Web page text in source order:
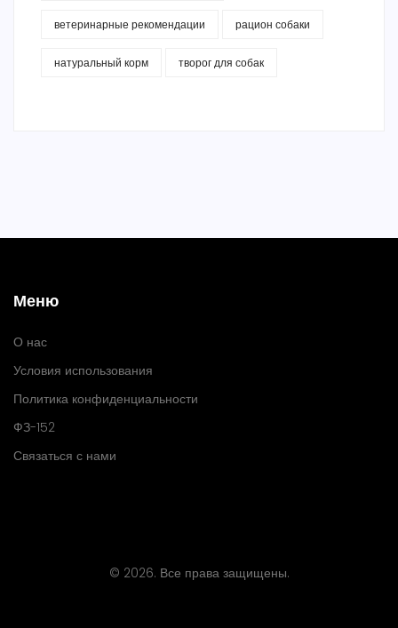
ветеринарные рекомендации рацион собаки
натуральный корм творог для собак
Меню
О нас
Условия использования
Политика конфиденциальности
ФЗ-152
Связаться с нами
© 2026. Все права защищены.